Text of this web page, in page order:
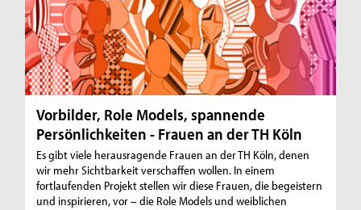
Vorbilder, Role Models, spannende
Persönlichkeiten - Frauen an der TH Köln
Es gibt viele herausragende Frauen an der TH Köln, denen
wir mehr Sichtbarkeit verschaffen wollen. In einem
fortlaufenden Projekt stellen wir diese Frauen, die begeistern
und inspirieren, vor – die Role Models und weiblichen